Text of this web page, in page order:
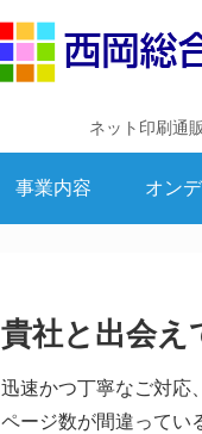
ネット印刷通
事業内容 オン
貴社と出会え
迅速かつ丁寧なご対応
ページ数が間違ってい